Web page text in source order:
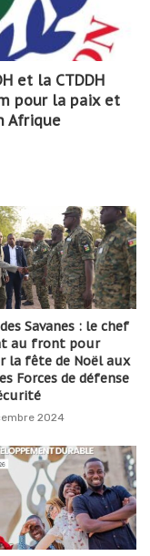
et la CTDDH
pour la paix et
Afrique
Savanes : le chef
au front pour
la fête de Noël aux
Forces de défense
2024